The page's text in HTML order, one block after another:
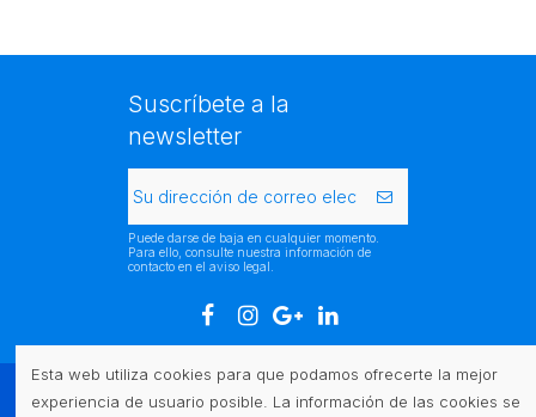
Suscríbete a la
newsletter
Puede darse de baja en cualquier momento.
Para ello, consulte nuestra información de
contacto en el aviso legal.
Atención al cliente
Esta web utiliza cookies para que podamos ofrecerte la mejor
experiencia de usuario posible. La información de las cookies se